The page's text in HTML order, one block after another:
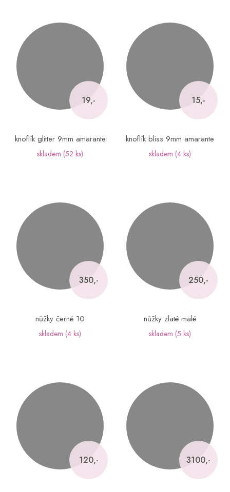
19,-
knoflík glitter 9mm amarante
skladem (52 ks)
15,-
knoflík bliss 9mm amarante
skladem (4 ks)
350,-
nůžky černé 10
skladem (4 ks)
250,-
nůžky zlaté malé
skladem (5 ks)
120,- 3100,-